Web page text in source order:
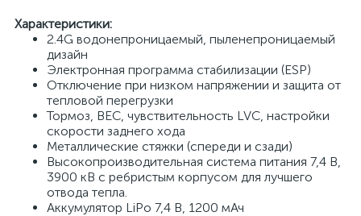
Характеристики:
2.4G водонепроницаемый, пыленепроницаемый
дизайн
Электронная программа стабилизации (ESP)
Отключение при низком напряжении и защита от
тепловой перегрузки
Тормоз, BEC, чувствительность LVC, настройки
скорости заднего хода
Металлические стяжки (спереди и сзади)
Высокопроизводительная система питания 7,4 В,
3900 кВ с ребристым корпусом для лучшего
отвода тепла.
Аккумулятор LiPo 7,4 В, 1200 мАч